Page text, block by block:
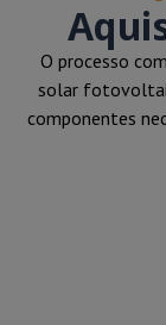
O processo
solar
componentes